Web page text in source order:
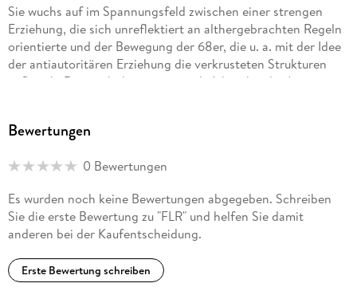
Sie wuchs auf im Spannungsfeld zwischen einer strengen
Erziehung, die sich unreflektiert an althergebrachten Regeln
orientierte und der Bewegung der 68er, die u. a. mit der Idee
der antiautoritären Erziehung die verkrusteten Strukturen
aufbrach. Dennoch dauerte es noch Jahre, bis die Autorin
geschildert wird.
Bewertungen
0 Bewertungen
Es wurden noch keine Bewertungen abgegeben. Schreiben
Sie die erste Bewertung zu "FLR" und helfen Sie damit
anderen bei der Kaufentscheidung.
Erste Bewertung schreiben